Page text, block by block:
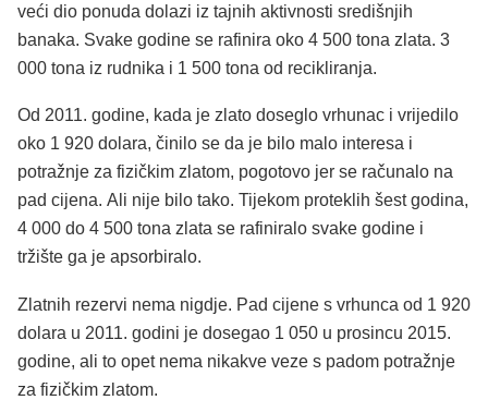
veći dio ponuda dolazi iz tajnih aktivnosti središnjih
banaka. Svake godine se rafinira oko 4 500 tona zlata. 3
000 tona iz rudnika i 1 500 tona od recikliranja.
Od 2011. godine, kada je zlato doseglo vrhunac i vrijedilo
oko 1 920 dolara, činilo se da je bilo malo interesa i
potražnje za fizičkim zlatom, pogotovo jer se računalo na
pad cijena. Ali nije bilo tako. Tijekom proteklih šest godina,
4 000 do 4 500 tona zlata se rafiniralo svake godine i
tržište ga je apsorbiralo.
Zlatnih rezervi nema nigdje. Pad cijene s vrhunca od 1 920
dolara u 2011. godini je dosegao 1 050 u prosincu 2015.
godine, ali to opet nema nikakve veze s padom potražnje
za fizičkim zlatom.